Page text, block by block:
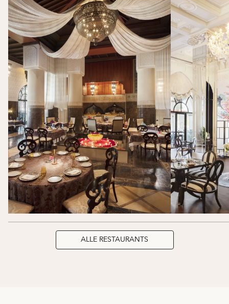
ALLE RESTAURANTS